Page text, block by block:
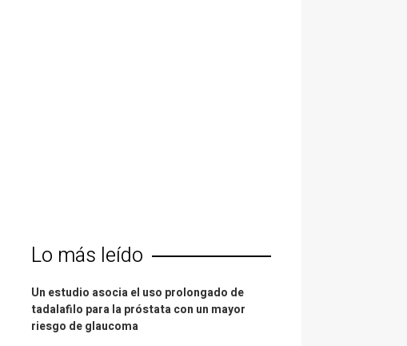
Lo más leído
Un estudio asocia el uso prolongado de
tadalafilo para la próstata con un mayor
riesgo de glaucoma